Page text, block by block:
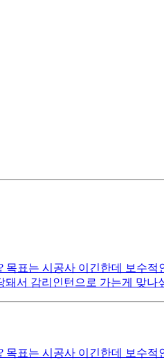
표는 시공사 이긴한데 보수
서 감리인턴으로 가는게 맞나
표는 시공사 이긴한데 보수